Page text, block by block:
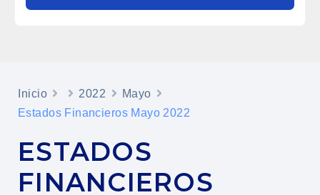
Inicio 2022
Mayo
Estados Financieros Mayo 2022
ESTADOS
FINANCIEROS